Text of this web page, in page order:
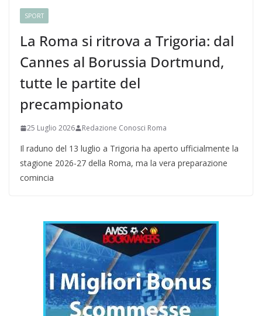
SPORT
La Roma si ritrova a Trigoria: dal
Cannes al Borussia Dortmund,
tutte le partite del
precampionato
25 Luglio 2026 Redazione Conosci Roma
Il raduno del 13 luglio a Trigoria ha aperto ufficialmente la
stagione 2026-27 della Roma, ma la vera preparazione
comincia